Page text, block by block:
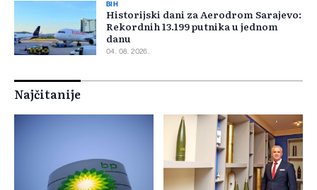
BIH
Historijski dani za Aerodrom Sarajevo:
Rekordnih 13.199 putnika u jednom
danu
04. 08. 2026.
Najčitanije